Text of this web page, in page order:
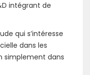
intégrant de
qui s’intéresse
dans les
simplement dans